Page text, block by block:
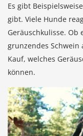
Es gibt
gibt. Viele Hunde
Geräuschkulisse. Ob
grunzendes Schwein
Kauf, welches
können.